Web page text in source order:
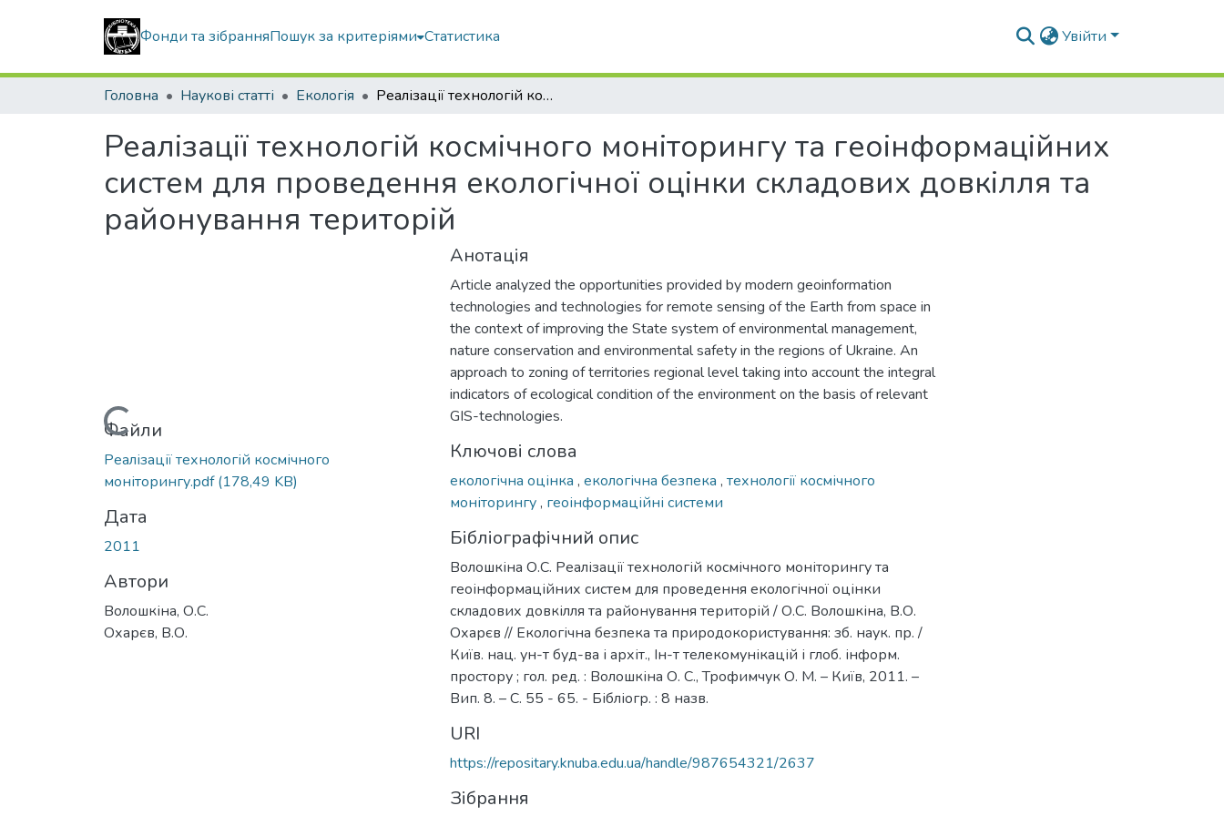
Фонди та зібранняПошук за критеріями Статистика Увійти
Головна Наукові статті Екологія Реалізації технологій космічного моніторингу та геоінформаційних систем для проведення екологічної оцінки складових довкілля та районування територій
Реалізації технологій космічного моніторингу та геоінформаційних
систем для проведення екологічної оцінки складових довкілля та
районування територій
Вантажиться...
Файли
Реалізації технологій космічного
моніторингу.pdf(178,49 KB)
Дата
2011
Автори
Волошкіна, О.С.
Охарєв, В.О.
Анотація
Article analyzed the opportunities provided by modern geoinformation
technologies and technologies for remote sensing of the Earth from space in
the context of improving the State system of environmental management,
nature conservation and environmental safety in the regions of Ukraine. An
approach to zoning of territories regional level taking into account the integral
indicators of ecological condition of the environment on the basis of relevant
GIS-technologies.
Ключові слова
екологічна оцінка , екологічна безпека , технології космічного
моніторингу, геоінформаційні системи
Бібліографічний опис
Волошкіна О.С. Реалізації технологій космічного моніторингу та
геоінформаційних систем для проведення екологічної оцінки
складових довкілля та районування територій / О.С. Волошкіна, В.О.
Охарєв // Екологічна безпека та природокористування: зб. наук. пр. /
Київ. нац. ун-т буд-ва і архіт., Ін-т телекомунікацій і глоб. інформ.
простору ; гол. ред. : Волошкіна О. С., Трофимчук О. М. – Київ, 2011. –
Вип. 8. – С. 55 - 65. - Бібліогр. : 8 назв.
URI
https://repositary.knuba.edu.ua/handle/987654321/2637
Зібрання